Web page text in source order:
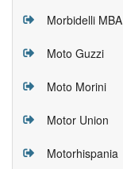
Morbidelli MBA
Moto Guzzi
Moto Morini
Motor Union
Motorhispania